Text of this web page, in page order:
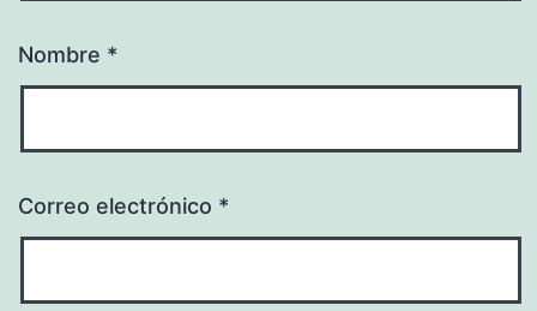
Nombre *
Correo electrónico *